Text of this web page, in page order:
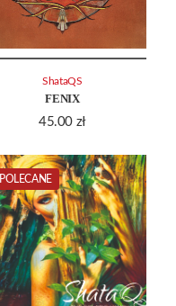
FENIX
45.00 zł
ShataQS
POLECANE